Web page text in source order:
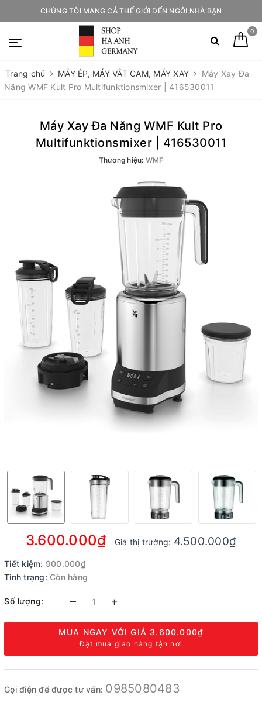
CHÚNG TÔI MANG CẢ THẾ GIỚI ĐẾN NGÔI NHÀ BẠN
0
Trang chủ MÁY ÉP, MÁY VẮT CAM, MÁY XAY
Máy Xay Đa
Năng WMF Kult Pro Multifunktionsmixer | 416530011
Máy Xay Đa Năng WMF Kult Pro
Multifunktionsmixer | 416530011
Thương hiệu: WMF
3.600.000₫ Giá thị trường:4.500.000₫
Tiết kiệm: 900.000₫
Tình trạng: Còn hàng
Số lượng: – +
MUA NGAY VỚI GIÁ 3.600.000₫
Đặt mua giao hàng tận nơi
Gọi điện để được tư vấn: 0985080483